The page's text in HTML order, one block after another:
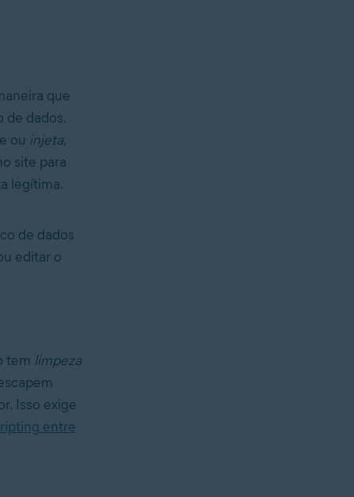
que
de dados.
ou injeta,
site para
legítima.
de dados
editar o
tem limpeza
Isso exige
entre